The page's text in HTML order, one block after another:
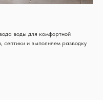
воды для комфортной
и выполняем разводку